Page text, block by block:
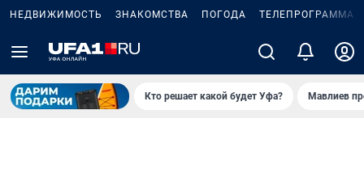
НЕДВИЖИМОСТЬ ЗНАКОМСТВА ПОГОДА ТЕЛЕПРОГРАММА
Кто решает какой будет Уфа? Мавлиев